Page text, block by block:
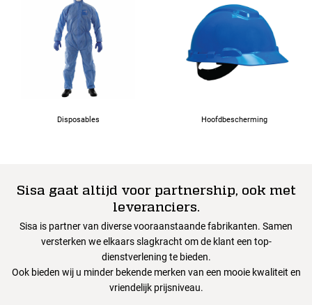
Disposables Hoofdbescherming
Sisa gaat altijd voor partnership, ook met
leveranciers.
Sisa is partner van diverse vooraanstaande fabrikanten. Samen
versterken we elkaars slagkracht om de klant een top-
dienstverlening te bieden.
Ook bieden wij u minder bekende merken van een mooie kwaliteit en
vriendelijk prijsniveau.